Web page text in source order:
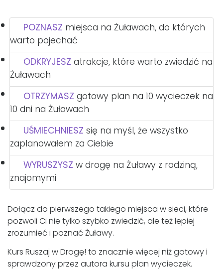
POZNASZ miejsca na Żuławach, do których
warto pojechać
ODKRYJESZ atrakcje, które warto zwiedzić na
Żuławach
OTRZYMASZ gotowy plan na 10 wycieczek na
10 dni na Żuławach
UŚMIECHNIESZ się na myśl, że wszystko
zaplanowałem za Ciebie
WYRUSZYSZ w drogę na Żuławy z rodziną,
znajomymi
Dołącz do pierwszego takiego miejsca w sieci, które
pozwoli Ci nie tylko szybko zwiedzić, ale też lepiej
zrozumieć i poznać Żuławy.
Kurs Ruszaj w Drogę! to znacznie więcej niż gotowy i
sprawdzony przez autora kursu plan wycieczek.